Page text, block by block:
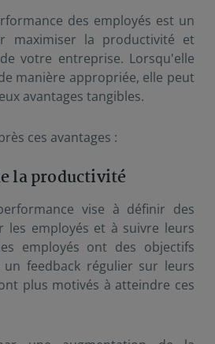
des employés est un
maximiser la productivité et
votre entreprise. Lorsqu'elle
manière appropriée, elle peut
avantages tangibles.
ces avantages :
la productivité
vise à définir des
les employés et à suivre leurs
employés ont des objectifs
feedback régulier sur leurs
plus motivés à atteindre ces